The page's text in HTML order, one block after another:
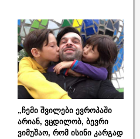
„ჩემი შვილები ევროპაში
არიან, ვცდილობ, ბევრი
ვიმუშაო, რომ ისინი კარგად